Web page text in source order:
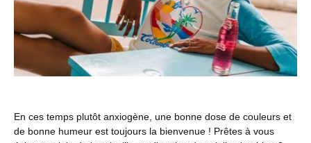
En ces temps plutôt anxiogène, une bonne dose de couleurs et
de bonne humeur est toujours la bienvenue ! Prêtes à vous